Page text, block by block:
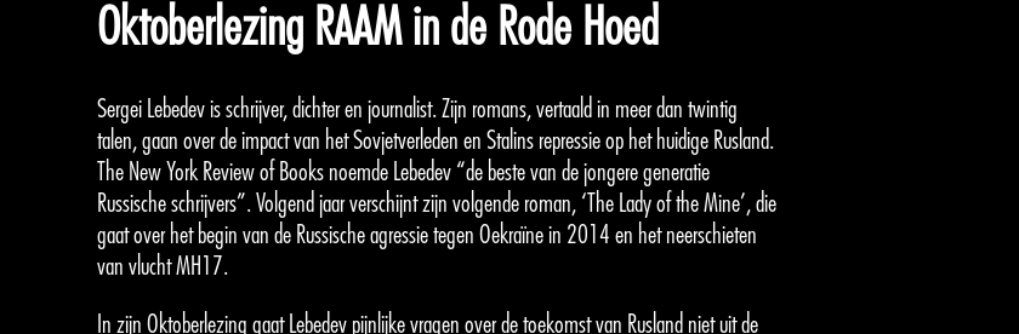
Oktoberlezing RAAM in de Rode Hoed
Sergei Lebedev is schrijver, dichter en journalist. Zijn romans, vertaald in meer dan twintig
talen, gaan over de impact van het Sovjetverleden en Stalins repressie op het huidige Rusland.
The New York Review of Books noemde Lebedev “de beste van de jongere generatie
Russische schrijvers”. Volgend jaar verschijnt zijn volgende roman, ‘The Lady of the Mine’, die
gaat over het begin van de Russische agressie tegen Oekraïne in 2014 en het neerschieten
van vlucht MH17.
In zijn Oktoberlezing gaat Lebedev pijnlijke vragen over de toekomst van Rusland niet uit de